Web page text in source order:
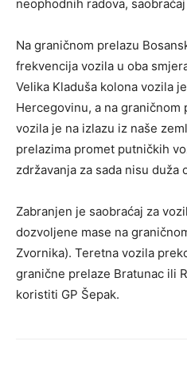
neophodnih radova,
Na graničnom prelazu
frekvencija vozila u oba
Velika Kladuša kolona vozila
Hercegovinu, a na graničnom
vozila je na izlazu iz naše
prelazima promet putničkih
zdržavanja za sada nisu duža
Zabranjen je saobraćaj za
dozvoljene mase na
Zvornika). Teretna vozila
granične prelaze Bratunac ili
koristiti GP Šepak.